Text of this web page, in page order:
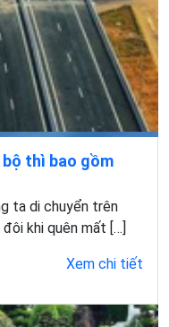
thì bao gồm
ta di chuyển trên
khi quên mất […]
Xem chi tiết